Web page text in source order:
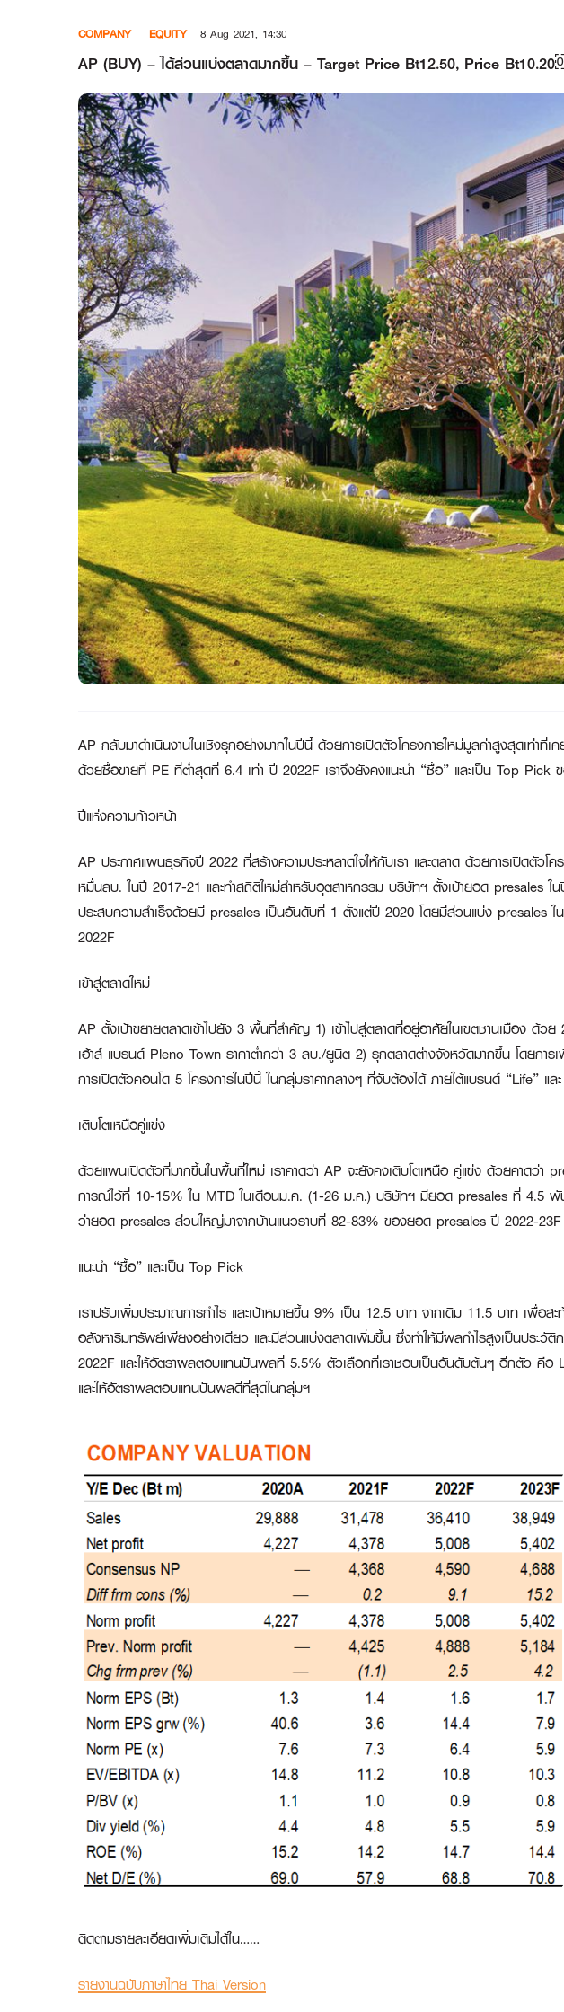
COMPANY EQUITY 8 Aug 2021, 14:30
AP (BUY) – ได้ส่วนแบ่งตลาดมากขึ้น – Target Price Bt12.50, Price
AP กลับมาดำเนินงานในเชิงรุกอย่างมากในปีนี้ ด้วยการเปิดตัวโครงการใหม่มูลค่าสูงสุดเท่าที่
ด้วยซื้อขายที่ PE ที่ต่ำสุดที่ 6.4 เท่า ปี 2022F เราจึงยังคงแนะนำ “ซื้อ” และเป็น Top Pick ข
ปีแห่งความก้าวหน้า
AP ประกาศแผนธุรกิจปี 2022 ที่สร้างความประหลาดใจให้กับเรา และตลาด ด้วยการเปิดตั
หมื่นลบ. ในปี 2017-21 และทำสถิติใหม่สำหรับอุตสาหกรรม บริษัทฯ ตั้งเป้ายอด presales
ประสบความสำเร็จด้วยมี presales เป็นอันดับที่ 1 ตั้งแต่ปี 2020 โดยมีส่วนแบ่ง presales
2022F
เข้าสู่ตลาดใหม่
AP ตั้งเป้าขยายตลาดเข้าไปยัง 3 พื้นที่สำคัญ 1) เข้าไปสู่ตลาดที่อยู่อาศัยในเขตชานเมือง
เฮ้าส์ แบรนด์ Pleno Town ราคาต่ำกว่า 3 ลบ./ยูนิต 2) รุกตลาดต่างจังหวัดมากขึ้น โดยการ
การเปิดตัวคอนโด 5 โครงการในปีนี้ ในกลุ่มราคากลางๆ ที่จับต้องได้ ภายใต้แบรนด์ “Life” แล
เติบโตเหนือคู่แข่ง
ด้วยแผนเปิดตัวที่มากขึ้นในพื้นที่ใหม่ เราคาดว่า AP จะยังคงเติบโตเหนือ คู่แข่ง ด้วยคาดว่
การณ์ไว้ที่ 10-15% ใน MTD ในเดือนม.ค. (1-26 ม.ค.) บริษัทฯ มียอด presales ที่ 4.5 พันล
ว่ายอด presales ส่วนใหญ่มาจากบ้านแนวราบที่ 82-83% ของยอด presales ปี 2022-
แนะนำ “ซื้อ” และเป็น Top Pick
เราปรับเพิ่มประมาณการกำไร และเป้าหมายขึ้น 9% เป็น 12.5 บาท จากเดิม 11.5 บาท เพื่
อสังหาริมทรัพย์เพียงอย่างเดียว และมีส่วนแบ่งตลาดเพิ่มขึ้น ซึ่งทำให้มีผลกำไรสูงเป็นประ
2022F และให้อัตราผลตอบแทนปันผลที่ 5.5% ตัวเลือกที่เราชอบเป็นอันดับต้นๆ อีกตัว คือ
และให้อัตราผลตอบแทนปันผลดีที่สุดในกลุ่มฯ
ติดตามรายละเอียดเพิ่มเติมได้ใน……
รายงานฉบับภาษาไทย Thai Version